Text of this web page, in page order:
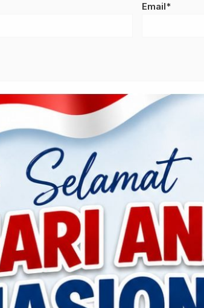
Email*